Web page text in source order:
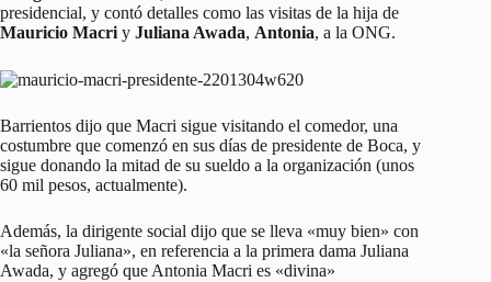
presidencial, y contó detalles como las visitas de la hija de
Mauricio Macri y Juliana Awada, Antonia, a la ONG.
Barrientos dijo que Macri sigue visitando el comedor, una
costumbre que comenzó en sus días de presidente de Boca, y
sigue donando la mitad de su sueldo a la organización (unos
60 mil pesos, actualmente).
Además, la dirigente social dijo que se lleva «muy bien» con
«la señora Juliana», en referencia a la primera dama Juliana
Awada, y agregó que Antonia Macri es «divina»